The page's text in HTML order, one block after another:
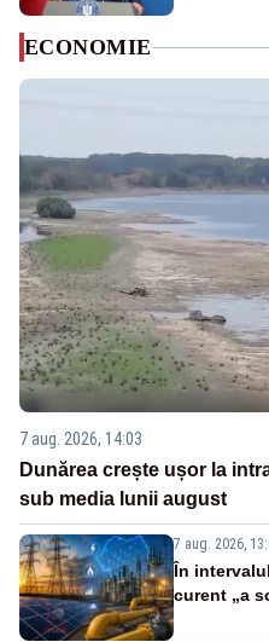
ECONOMIE
7 aug. 2026, 14:03
Dunărea crește ușor la
sub media lunii august
7 aug. 2026,
În
curent „a